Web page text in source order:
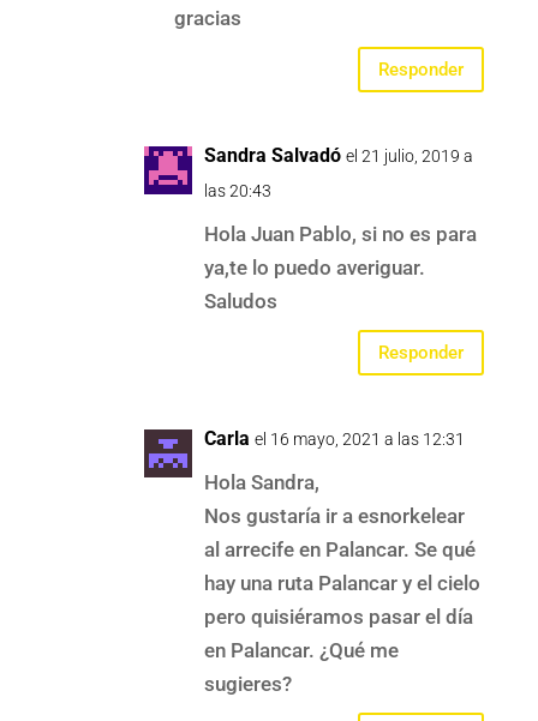
gracias
Responder
Sandra Salvadó el 21 julio, 2019 a
las 20:43
Hola Juan Pablo, si no es para
ya,te lo puedo averiguar.
Saludos
Responder
Carla el 16 mayo, 2021 a las 12:31
Hola Sandra,
Nos gustaría ir a esnorkelear
al arrecife en Palancar. Se qué
hay una ruta Palancar y el cielo
pero quisiéramos pasar el día
en Palancar. ¿Qué me
sugieres?